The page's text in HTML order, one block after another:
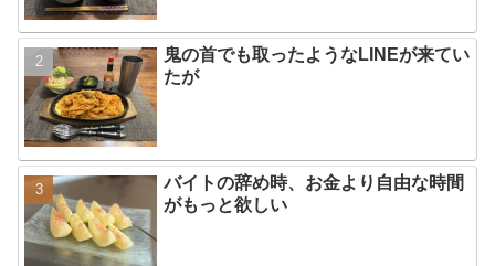
鬼の首でも取ったようなLINEが来てい
たが
バイトの辞め時、お金より自由な時間
がもっと欲しい